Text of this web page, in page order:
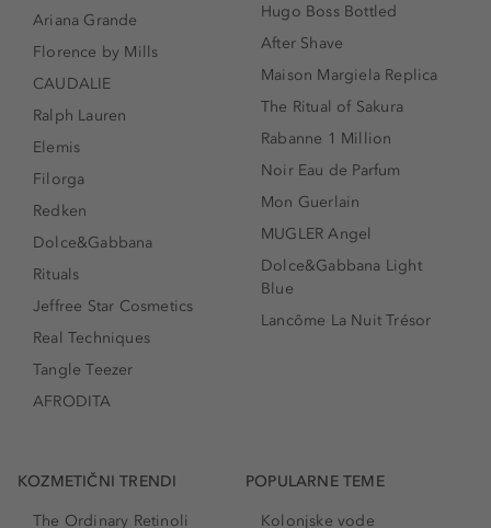
Ariana Grande
Florence by Mills
CAUDALIE
Ralph Lauren
Elemis
Filorga
Redken
Dolce&Gabbana
Rituals
Jeffree Star Cosmetics
Real Techniques
Tangle Teezer
AFRODITA
Hugo Boss Bottled
After Shave
Maison Margiela Replica
The Ritual of Sakura
Rabanne 1 Million
Noir Eau de Parfum
Mon Guerlain
MUGLER Angel
Dolce&Gabbana Light
Blue
Lancôme La Nuit Trésor
KOZMETIČNI TRENDI
The Ordinary Retinoli
POPULARNE TEME
Kolonjske vode